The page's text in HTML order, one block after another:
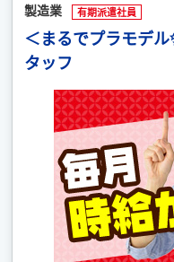
製造業 有期派遣社員
＜まるでプラモデ
タッフ